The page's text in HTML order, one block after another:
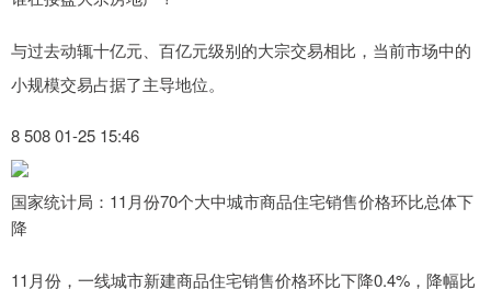
与过去动辄十亿元、百亿元级别的大宗交易相比，当前市场中的
小规模交易占据了主导地位。
8 508 01-25 15:46
国家统计局：11月份70个大中城市商品住宅销售价格环比总体下
降
11月份，一线城市新建商品住宅销售价格环比下降0.4%，降幅比